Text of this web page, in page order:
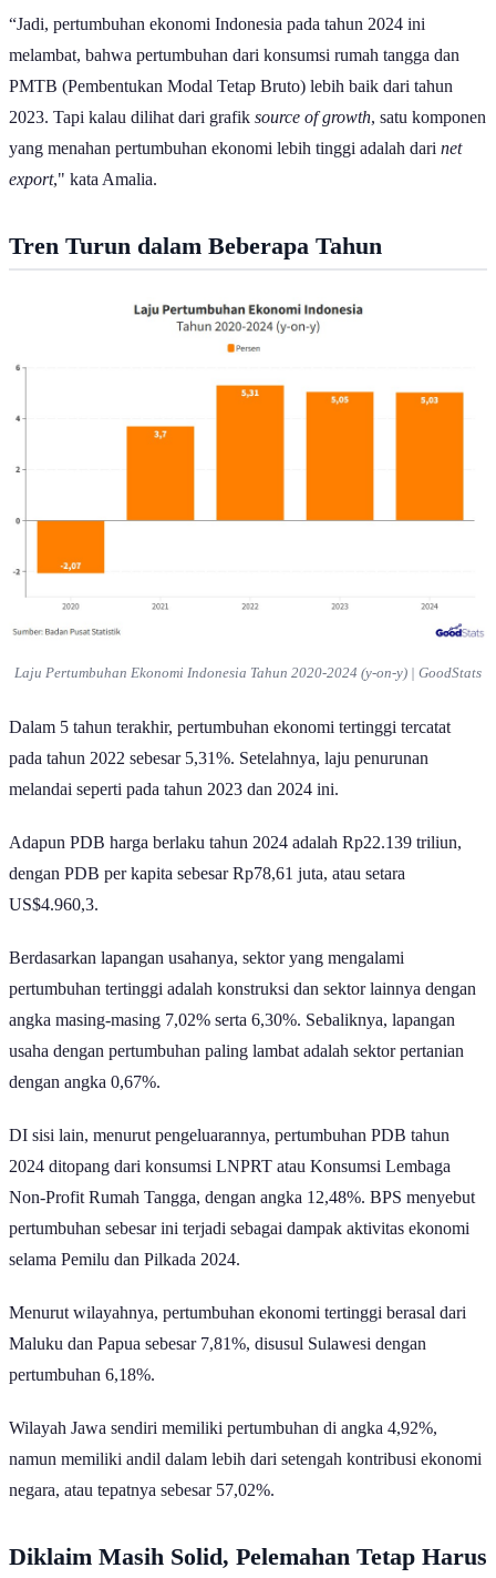
“Jadi, pertumbuhan ekonomi Indonesia pada tahun 2024 ini
melambat, bahwa pertumbuhan dari konsumsi rumah tangga dan
PMTB (Pembentukan Modal Tetap Bruto) lebih baik dari tahun
2023. Tapi kalau dilihat dari grafik source of growth, satu komponen
yang menahan pertumbuhan ekonomi lebih tinggi adalah dari net
export," kata Amalia.
Tren Turun dalam Beberapa Tahun
Laju Pertumbuhan Ekonomi Indonesia Tahun 2020-2024 (y-on-y) | GoodStats
Dalam 5 tahun terakhir, pertumbuhan ekonomi tertinggi tercatat
pada tahun 2022 sebesar 5,31%. Setelahnya, laju penurunan
melandai seperti pada tahun 2023 dan 2024 ini.
Adapun PDB harga berlaku tahun 2024 adalah Rp22.139 triliun,
dengan PDB per kapita sebesar Rp78,61 juta, atau setara
US$4.960,3.
Berdasarkan lapangan usahanya, sektor yang mengalami
pertumbuhan tertinggi adalah konstruksi dan sektor lainnya dengan
angka masing-masing 7,02% serta 6,30%. Sebaliknya, lapangan
usaha dengan pertumbuhan paling lambat adalah sektor pertanian
dengan angka 0,67%.
DI sisi lain, menurut pengeluarannya, pertumbuhan PDB tahun
2024 ditopang dari konsumsi LNPRT atau Konsumsi Lembaga
Non-Profit Rumah Tangga, dengan angka 12,48%. BPS menyebut
pertumbuhan sebesar ini terjadi sebagai dampak aktivitas ekonomi
selama Pemilu dan Pilkada 2024.
Menurut wilayahnya, pertumbuhan ekonomi tertinggi berasal dari
Maluku dan Papua sebesar 7,81%, disusul Sulawesi dengan
pertumbuhan 6,18%.
Wilayah Jawa sendiri memiliki pertumbuhan di angka 4,92%,
namun memiliki andil dalam lebih dari setengah kontribusi ekonomi
negara, atau tepatnya sebesar 57,02%.
Diklaim Masih Solid, Pelemahan Tetap Harus